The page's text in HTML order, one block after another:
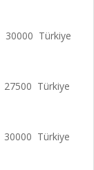
Türkiye
Türkiye
Türkiye